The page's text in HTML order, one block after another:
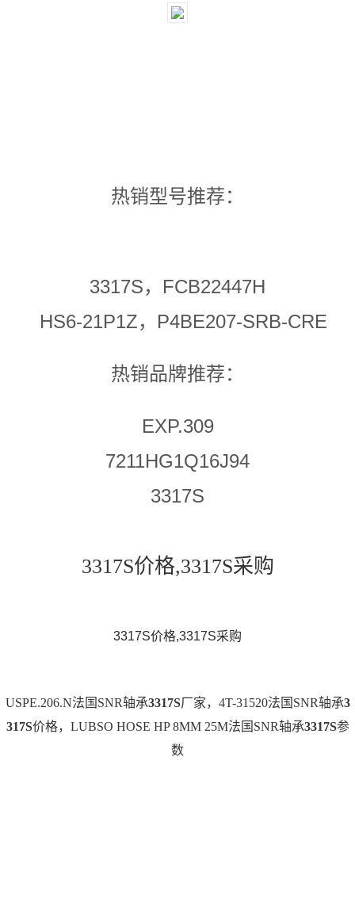
热销型号推荐：
3317S，FCB22447H
HS6-21P1Z，P4BE207-SRB-CRE
热销品牌推荐：
EXP.309
7211HG1Q16J94
3317S
3317S价格,3317S采购
3317S价格,3317S采购
USPE.206.N法国SNR轴承3317S厂家，4T-31520法国SNR轴承3
317S价格，LUBSO HOSE HP 8MM 25M法国SNR轴承3317S参
数